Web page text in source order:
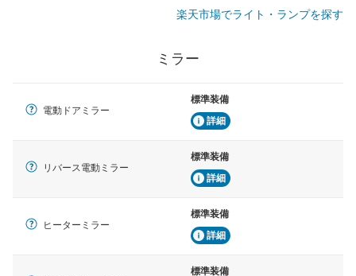
楽天市場でライト・ランプを探す
ミラー
電動ドアミラー
標準装備
詳細
リバース電動ミラー
標準装備
詳細
ヒーターミラー
標準装備
詳細
標準装備